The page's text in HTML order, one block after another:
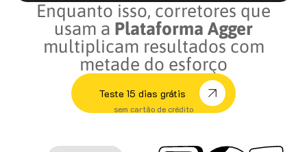
Enquanto isso, corretores que
usam a Plataforma Agger
multiplicam resultados com
metade do esforço
Teste 15 dias grátis
sem cartão de crédito